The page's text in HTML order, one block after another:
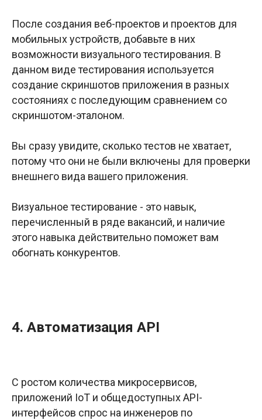
После создания веб-проектов и проектов для
мобильных устройств, добавьте в них
возможности визуального тестирования. В
данном виде тестирования используется
создание скриншотов приложения в разных
состояниях с последующим сравнением со
скриншотом-эталоном.
Вы сразу увидите, сколько тестов не хватает,
потому что они не были включены для проверки
внешнего вида вашего приложения.
Визуальное тестирование - это навык,
перечисленный в ряде вакансий, и наличие
этого навыка действительно поможет вам
обогнать конкурентов.
4. Автоматизация API
С ростом количества микросервисов,
приложений IoT и общедоступных API-
интерфейсов спрос на инженеров по